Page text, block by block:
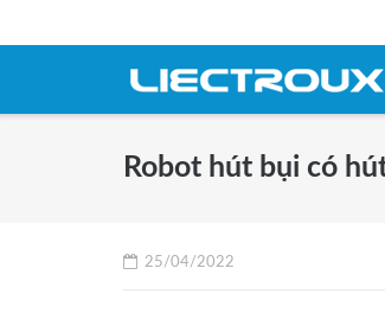
Robot hút bụi có
25/04/2022